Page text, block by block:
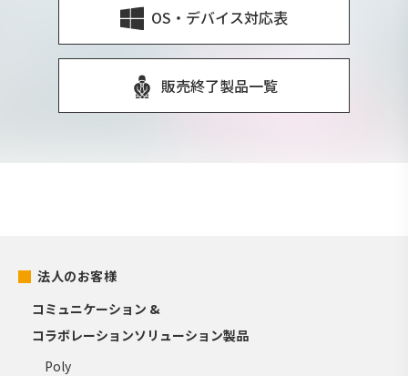
OS・デバイス対応表
販売終了製品一覧
法人のお客様
コミュニケーション &
コラボレーションソリューション製品
Poly